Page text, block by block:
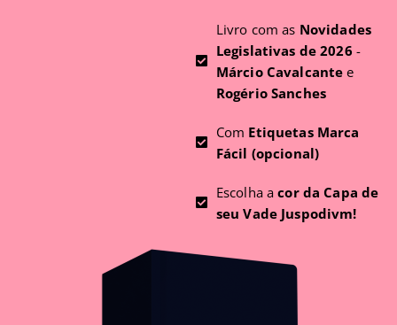
Livro com as Novidades
Legislativas de 2026 -
Márcio Cavalcante e
Rogério Sanches
Com Etiquetas Marca
Fácil (opcional)
Escolha acor da Capa de
seu Vade Juspodivm!